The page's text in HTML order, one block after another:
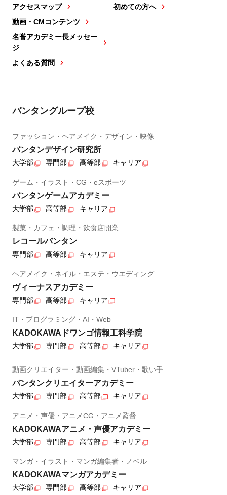
アクセスマップ
動画・CMコンテンツ
名誉アカデミー長メッセー
ジ
よくある質問
初めての方へ
バンタングループ校
ファッション・ヘアメイク・デザイン・映像
バンタンデザイン研究所
大学部 専門部 高等部 キャリア
ゲーム・イラスト・CG・eスポーツ
バンタンゲームアカデミー
大学部 高等部 キャリア
製菓・カフェ・調理・飲食店開業
レコールバンタン
専門部 高等部 キャリア
ヘアメイク・ネイル・エステ・ウエディング
ヴィーナスアカデミー
専門部 高等部 キャリア
IT・プログラミング・AI・Web
KADOKAWAドワンゴ情報工科学院
大学部 専門部 高等部 キャリア
動画クリエイター・動画編集・VTuber・歌い手
バンタンクリエイターアカデミー
大学部 専門部 高等部 キャリア
アニメ・声優・アニメCG・アニメ監督
KADOKAWAアニメ・声優アカデミー
大学部 専門部 高等部 キャリア
マンガ・イラスト・マンガ編集者・ノベル
KADOKAWAマンガアカデミー
大学部 専門部 高等部 キャリア